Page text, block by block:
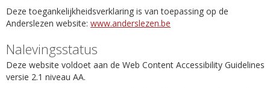
Deze toegankelijkheidsverklaring is van toepassing op de
Anderslezen website: www.anderslezen.be
Nalevingsstatus
Deze website voldoet aan de Web Content Accessibility Guidelines
versie 2.1 niveau AA.